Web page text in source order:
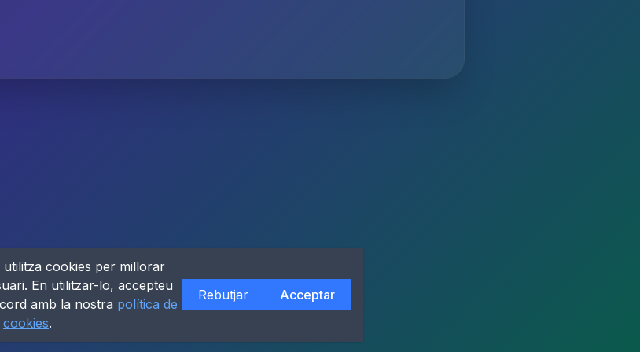
cookies per millorar
En utilitzar-lo, accepteu
amb la nostra política de
cookies.
Rebutjar Acceptar